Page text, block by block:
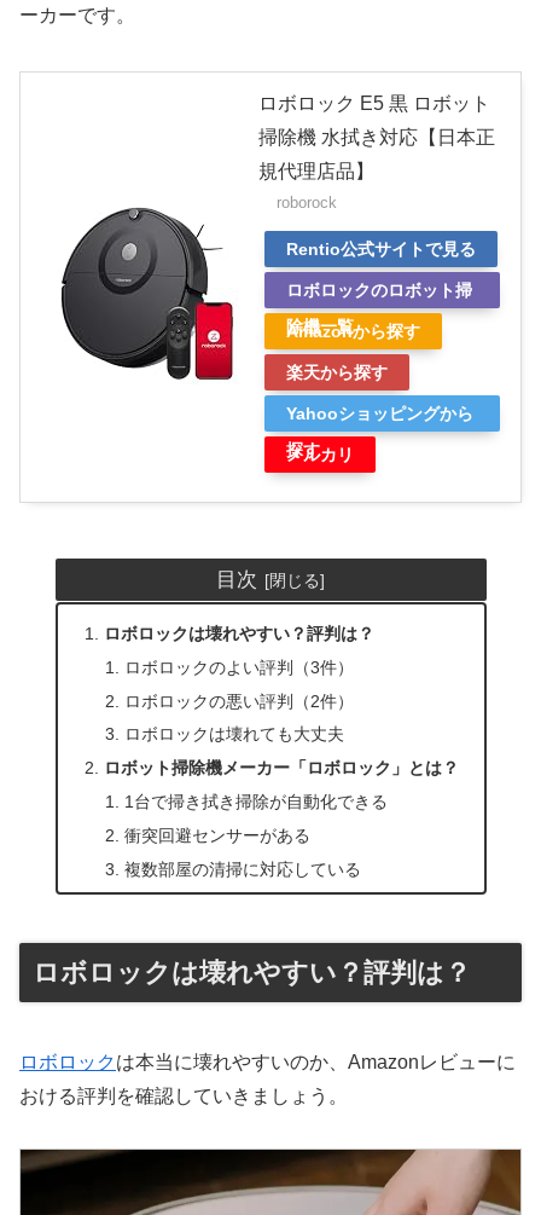
ーカーです。
ロボロック E5 黒 ロボット
掃除機 水拭き対応【日本正
規代理店品】
roborock
Rentio公式サイトで見る
ロボロックのロボット掃
除機一覧
Amazonから探す
楽天から探す
Yahooショッピングから
探す
メルカリ
目次
ロボロックは壊れやすい？評判は？
ロボロックのよい評判（3件）
ロボロックの悪い評判（2件）
ロボロックは壊れても大丈夫
ロボット掃除機メーカー「ロボロック」とは？
1台で掃き拭き掃除が自動化できる
衝突回避センサーがある
複数部屋の清掃に対応している
ロボロックは壊れやすい？評判は？
ロボロックは本当に壊れやすいのか、Amazonレビューに
おける評判を確認していきましょう。